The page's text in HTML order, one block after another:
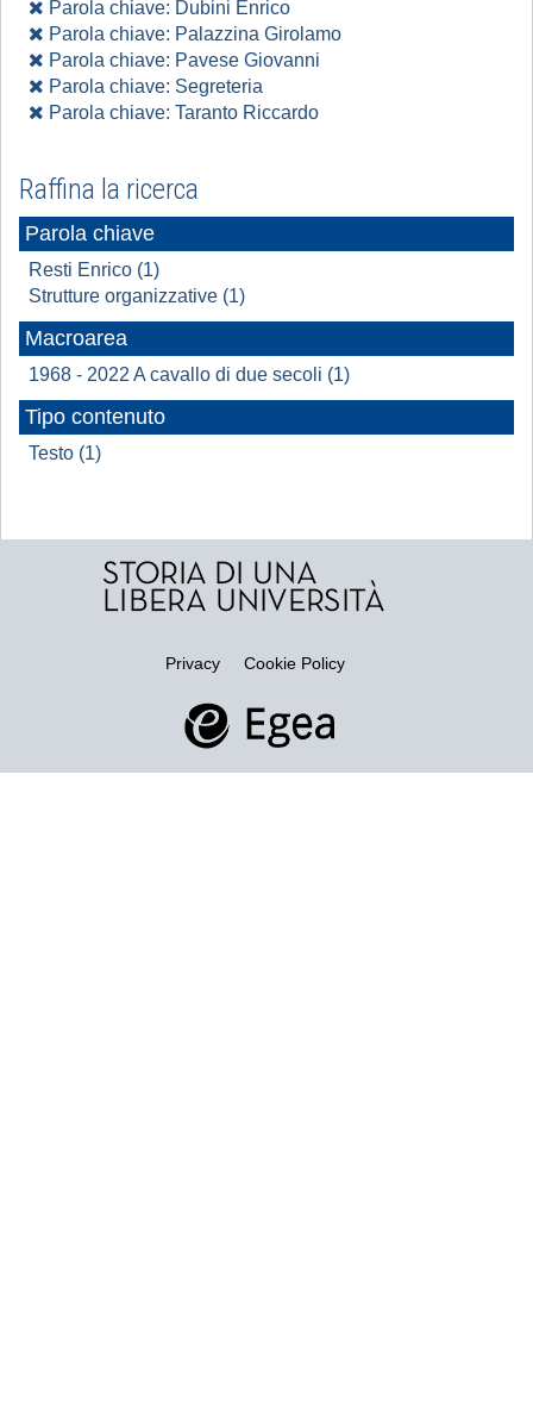
Parola chiave: Dubini Enrico
Parola chiave: Palazzina Girolamo
Parola chiave: Pavese Giovanni
Parola chiave: Segreteria
Parola chiave: Taranto Riccardo
Raffina la ricerca
Parola chiave
Resti Enrico (1)
Strutture organizzative (1)
Macroarea
1968 - 2022 A cavallo di due secoli (1)
Tipo contenuto
Testo (1)
Privacy Cookie Policy